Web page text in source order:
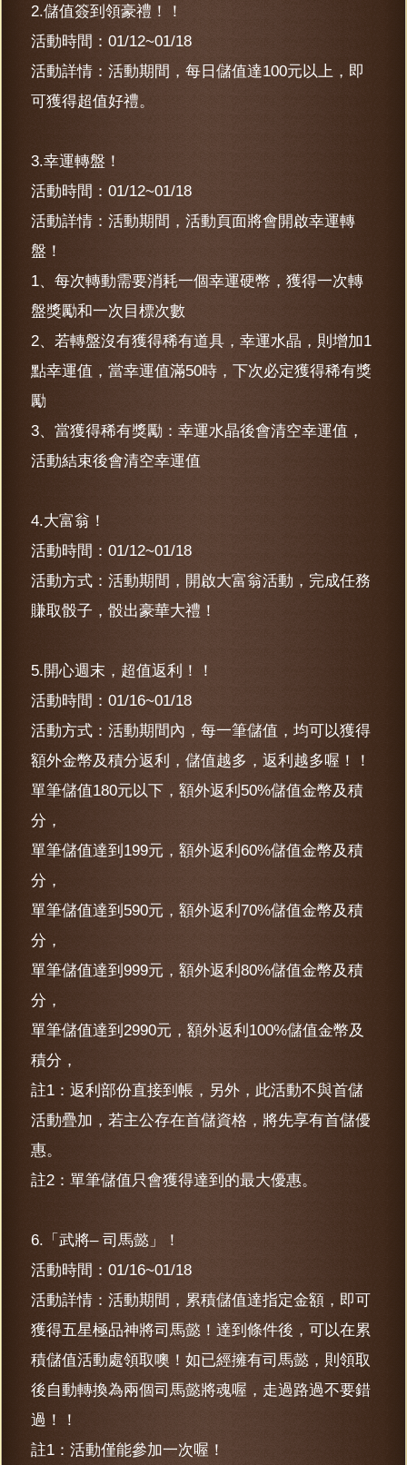
2.儲值簽到領豪禮！！
活動時間：01/12~01/18
活動詳情：活動期間，每日儲值達100元以上，即
可獲得超值好禮。
3.幸運轉盤！
活動時間：01/12~01/18
活動詳情：活動期間，活動頁面將會開啟幸運轉
盤！
1、每次轉動需要消耗一個幸運硬幣，獲得一次轉
盤獎勵和一次目標次數
2、若轉盤沒有獲得稀有道具，幸運水晶，則增加1
點幸運值，當幸運值滿50時，下次必定獲得稀有獎
勵
3、當獲得稀有獎勵：幸運水晶後會清空幸運值，
活動結束後會清空幸運值
4.大富翁！
活動時間：01/12~01/18
活動方式：活動期間，開啟大富翁活動，完成任務
賺取骰子，骰出豪華大禮！
5.開心週末，超值返利！！
活動時間：01/16~01/18
活動方式：活動期間內，每一筆儲值，均可以獲得
額外金幣及積分返利，儲值越多，返利越多喔！！
單筆儲值180元以下，額外返利50%儲值金幣及積
分，
單筆儲值達到199元，額外返利60%儲值金幣及積
分，
單筆儲值達到590元，額外返利70%儲值金幣及積
分，
單筆儲值達到999元，額外返利80%儲值金幣及積
分，
單筆儲值達到2990元，額外返利100%儲值金幣及
積分，
註1：返利部份直接到帳，另外，此活動不與首儲
活動疊加，若主公存在首儲資格，將先享有首儲優
惠。
註2：單筆儲值只會獲得達到的最大優惠。
6.「武將– 司馬懿」！
活動時間：01/16~01/18
活動詳情：活動期間，累積儲值達指定金額，即可
獲得五星極品神將司馬懿！達到條件後，可以在累
積儲值活動處領取噢！如已經擁有司馬懿，則領取
後自動轉換為兩個司馬懿將魂喔，走過路過不要錯
過！！
註1：活動僅能參加一次喔！